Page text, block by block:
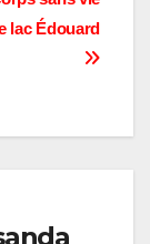
lac Édouard